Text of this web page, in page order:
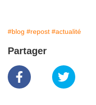
#blog #repost #actualité
Partager